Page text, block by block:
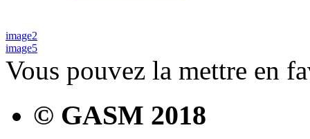
image2
image5
Vous pouvez la mettre en
© GASM 2018